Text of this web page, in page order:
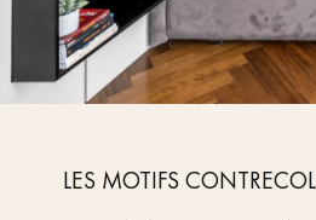
LES MOTIFS